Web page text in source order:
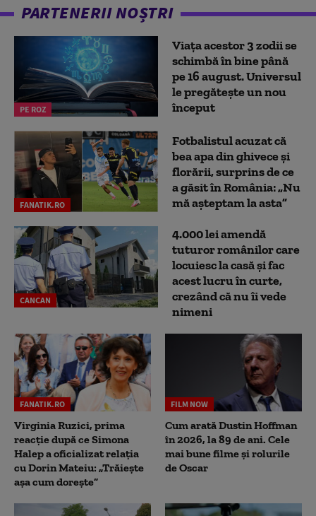
PARTENERII NOȘTRI
PE ROZ
Viața acestor 3 zodii se
schimbă în bine până
pe 16 august. Universul
le pregătește un nou
început
FANATIK.RO
Fotbalistul acuzat că
bea apa din ghivece și
florării, surprins de ce
a găsit în România: „Nu
mă așteptam la asta”
CANCAN
4.000 lei amendă
tuturor românilor care
locuiesc la casă și fac
acest lucru în curte,
crezând că nu îi vede
nimeni
FANATIK.RO
Virginia Ruzici, prima
reacție după ce Simona
Halep a oficializat relația
cu Dorin Mateiu: „Trăiește
așa cum dorește”
FILM NOW
Cum arată Dustin Hoffman
în 2026, la 89 de ani. Cele
mai bune filme și rolurile
de Oscar